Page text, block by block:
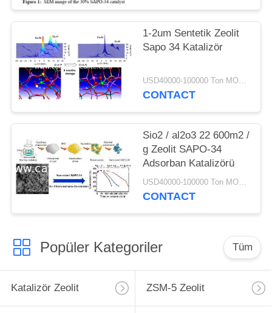
1-2um Sentetik Zeolit ​​
Sapo 34 Katalizör
USD40000-100000 Ton MOQ:1 kg
CONTACT
Sio2 / al2o3 22 600m2 /
g Zeolit ​​SAPO-34
Adsorban Katalizörü
USD40000-100000 Ton MOQ:1 kg
CONTACT
Popüler Kategoriler Tüm
Katalizör Zeolit ZSM-5 Zeolit